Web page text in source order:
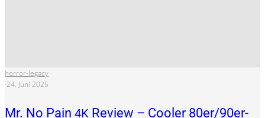
horror-legacy
·24. Juni 2025
Mr. No Pain 4K Review – Cooler 80er/90er-